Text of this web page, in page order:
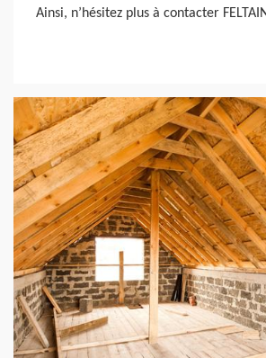
Ainsi, n’hésitez plus à contacter